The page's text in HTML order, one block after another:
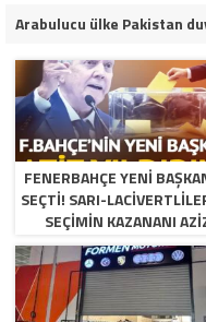
Arabulucu ülke Pakistan
FENERBAHÇE YENI
SEÇTI! SARI-
SEÇIMIN KAZANANI
YILDIRIM OLDU